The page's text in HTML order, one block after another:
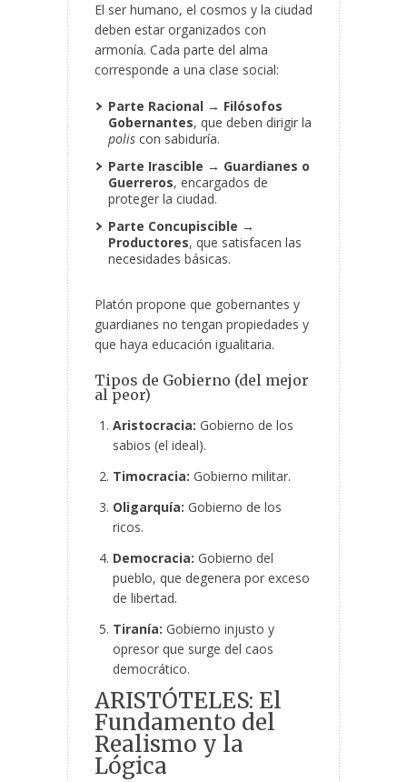
El ser humano, el cosmos y la ciudad
deben estar organizados con
armonía. Cada parte del alma
corresponde a una clase social:
Parte Racional → Filósofos
Gobernantes, que deben dirigir la
polis con sabiduría.
Parte Irascible → Guardianes o
Guerreros, encargados de
proteger la ciudad.
Parte Concupiscible →
Productores, que satisfacen las
necesidades básicas.
Platón propone que gobernantes y
guardianes no tengan propiedades y
que haya educación igualitaria.
Tipos de Gobierno (del mejor
al peor)
Aristocracia: Gobierno de los
sabios (el ideal).
Timocracia: Gobierno militar.
Oligarquía: Gobierno de los
ricos.
Democracia: Gobierno del
pueblo, que degenera por exceso
de libertad.
Tiranía: Gobierno injusto y
opresor que surge del caos
democrático.
ARISTÓTELES: El
Fundamento del
Realismo y la
Lógica